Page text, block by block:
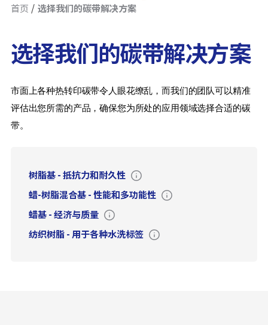
首页 选择我们的碳带解决方案
选择我们的碳带解决方案
市面上各种热转印碳带令人眼花缭乱，而我们的团队可以精准
评估出您所需的产品，确保您为所处的应用领域选择合适的碳
带。
树脂基-抵抗力和耐久性
蜡-树脂混合基-性能和多功能性
蜡基-经济与质量
纺织树脂- 用于各种水洗标签